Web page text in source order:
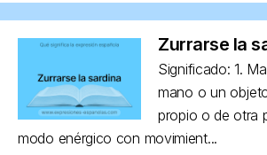
Zurrarse la
Significado: 1.
mano o un
propio o de otra
modo enérgico con movimient...